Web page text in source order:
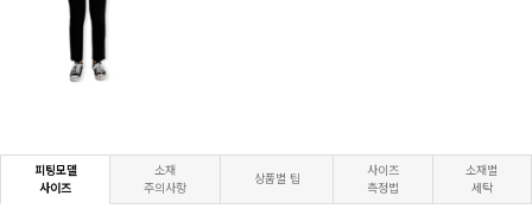
피팅모델
사이즈
소재
주의사항
상품별 팁
사이즈
측정법
소재별
세탁